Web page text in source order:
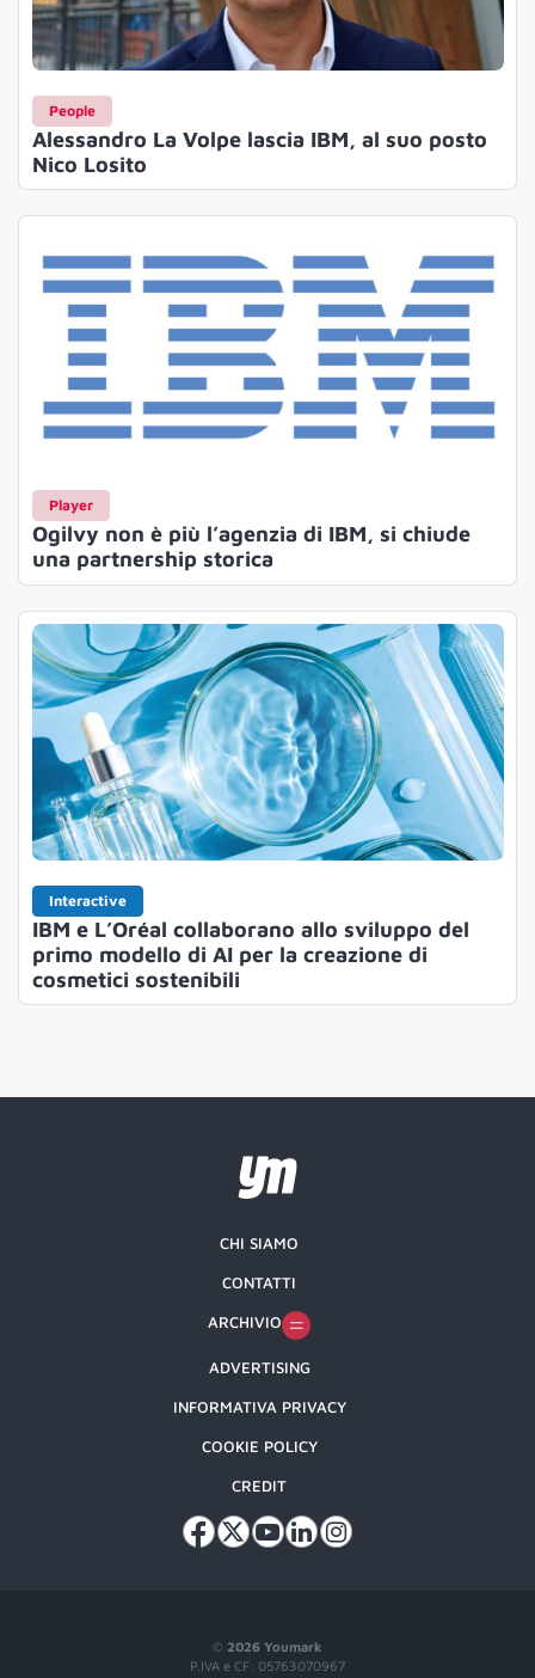
People
Alessandro La Volpe lascia IBM, al suo posto
Nico Losito
Player
Ogilvy non è più l’agenzia di IBM, si chiude
una partnership storica
Interactive
IBM e L’Oréal collaborano allo sviluppo del
primo modello di AI per la creazione di
cosmetici sostenibili
© 2026 Youmark
P.IVA e CF: 05763070967
CHI SIAMO
CONTATTI
ARCHIVIO
ADVERTISING
INFORMATIVA PRIVACY
COOKIE POLICY
CREDIT